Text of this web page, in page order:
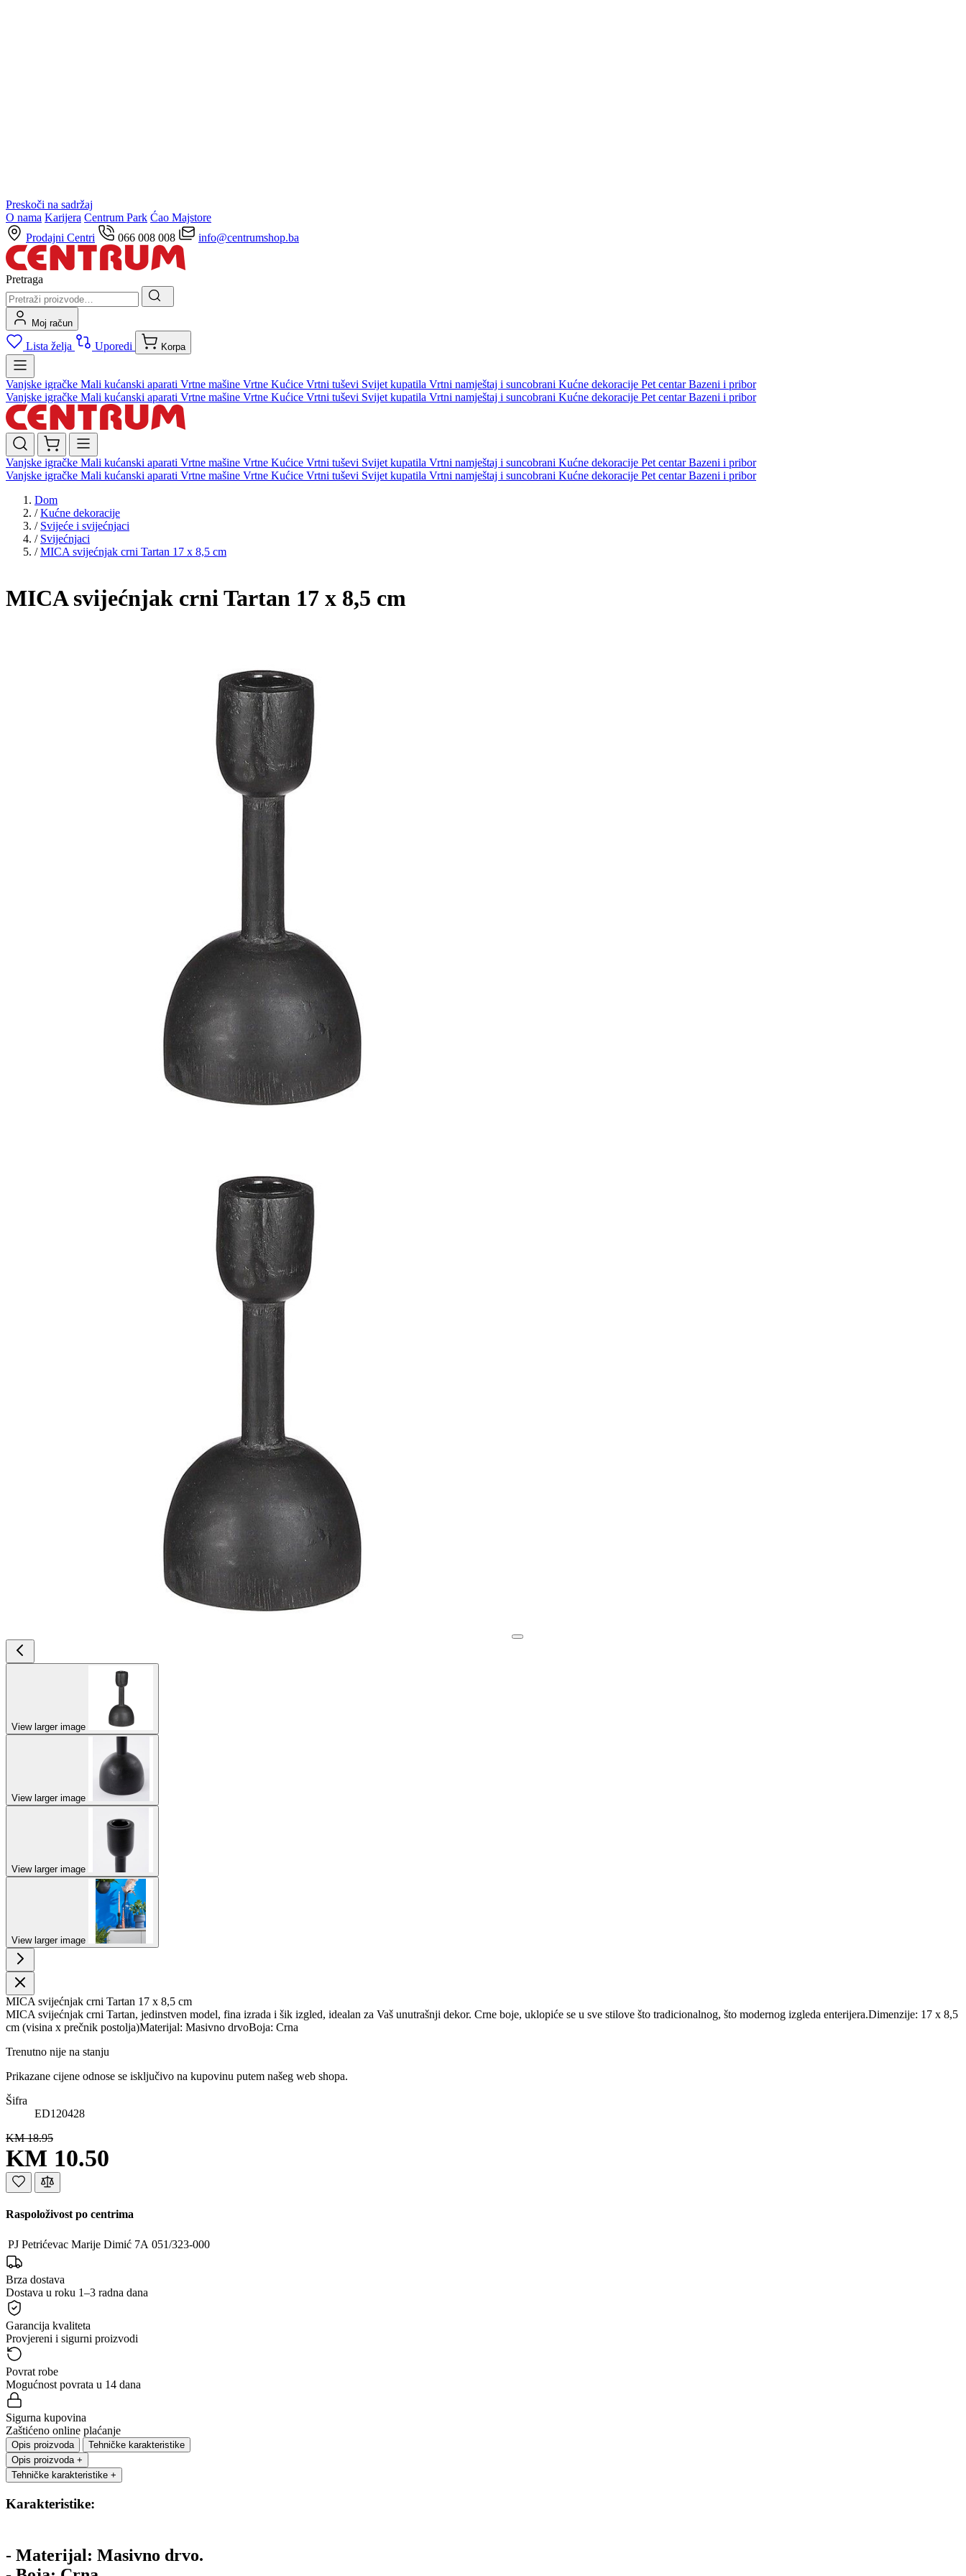
Preskoči na sadržaj
O nama Karijera Centrum Park Ćao Majstore
Prodajni Centri
066 008 008 info@centrumshop.ba
Pretraga
Moj račun
Lista želja Uporedi Korpa
Vanjske igračke Mali kućanski aparati Vrtne mašine Vrtne Kućice Vrtni tuševi Svijet kupatila Vrtni namještaj i suncobrani Kućne dekoracije Pet centarBazeni i pribor
Vanjske igračke Mali kućanski aparati Vrtne mašine Vrtne Kućice Vrtni tuševi Svijet kupatila Vrtni namještaj i suncobrani Kućne dekoracije Pet centarBazeni i pribor
Vanjske igračke Mali kućanski aparati Vrtne mašine Vrtne Kućice Vrtni tuševi Svijet kupatila Vrtni namještaj i suncobrani Kućne dekoracije Pet centarBazeni i pribor
Vanjske igračke Mali kućanski aparati Vrtne mašine Vrtne Kućice Vrtni tuševi Svijet kupatila Vrtni namještaj i suncobrani Kućne dekoracije Pet centarBazeni i pribor
Dom
/ Kućne dekoracije
/ Svijeće i svijećnjaci
/ Svijećnjaci
/ MICA svijećnjak crni Tartan 17 x 8,5 cm
MICA svijećnjak crni Tartan 17 x 8,5 cm
View larger image
View larger image
View larger image
View larger image
MICA svijećnjak crni Tartan 17 x 8,5 cm
MICA svijećnjak crni Tartan, jedinstven model, fina izrada i šik izgled, idealan za Vaš unutrašnji dekor. Crne boje, uklopiće se u sve stilove što tradicionalnog, što modernog izgleda enterijera.Dimenzije: 17 x 8,5
cm (visina x prečnik postolja)Materijal: Masivno drvoBoja: Crna
Trenutno nije na stanju
Prikazane cijene odnose se isključivo na kupovinu putem našeg web shopa.
Šifra
ED120428
KM 18.95
KM 10.50
Raspoloživost po centrima
PJ Petrićevac Marije Dimić 7A 051/323-000
Brza dostava
Dostava u roku 1–3 radna dana
Garancija kvaliteta
Provjereni i sigurni proizvodi
Povrat robe
Mogućnost povrata u 14 dana
Sigurna kupovina
Zaštićeno online plaćanje
Opis proizvoda
Tehničke karakteristike
Opis proizvoda +
Tehničke karakteristike +
Karakteristike:
- Materijal: Masivno drvo.